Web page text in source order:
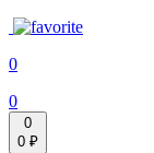
0
0
0
0 ₽